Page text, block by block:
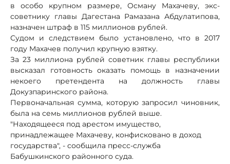
в особо крупном размере, Осману Махачеву, экс-
советнику главы Дагестана Рамазана Абдулатипова,
назначен штраф в 115 миллионов рублей.
Судом и следствием было установлено, что в 2017
году Махачев получил крупную взятку.
За 23 миллиона рублей советник главы республики
высказал готовность оказать помощь в назначении
некоего претендента на должность главы
Докузпаринского района.
Первоначальная сумма, которую запросил чиновник,
была на семь миллионов рублей выше.
"Находящееся под арестом имущество,
принадлежащее Махачеву, конфисковано в доход
государства", - сообщила пресс-служба
Бабушкинского районного суда.